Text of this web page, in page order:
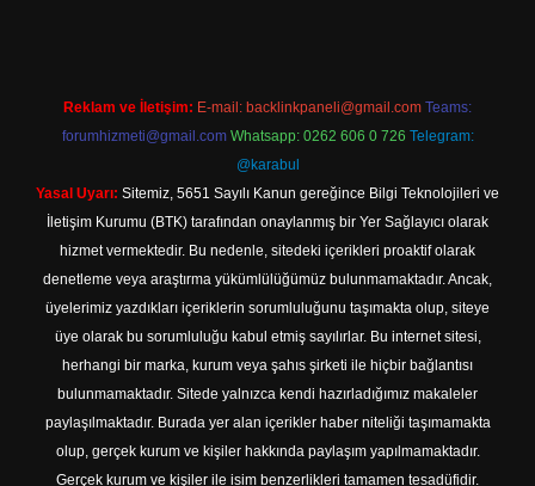
Reklam ve İletişim: E-mail: backlinkpaneli@gmail.com Teams:
forumhizmeti@gmail.com Whatsapp: 0262 606 0 726 Telegram:
@karabul
Yasal Uyarı: Sitemiz, 5651 Sayılı Kanun gereğince Bilgi Teknolojileri ve
İletişim Kurumu (BTK) tarafından onaylanmış bir Yer Sağlayıcı olarak
hizmet vermektedir. Bu nedenle, sitedeki içerikleri proaktif olarak
denetleme veya araştırma yükümlülüğümüz bulunmamaktadır. Ancak,
üyelerimiz yazdıkları içeriklerin sorumluluğunu taşımakta olup, siteye
üye olarak bu sorumluluğu kabul etmiş sayılırlar. Bu internet sitesi,
herhangi bir marka, kurum veya şahıs şirketi ile hiçbir bağlantısı
bulunmamaktadır. Sitede yalnızca kendi hazırladığımız makaleler
paylaşılmaktadır. Burada yer alan içerikler haber niteliği taşımamakta
olup, gerçek kurum ve kişiler hakkında paylaşım yapılmamaktadır.
Gerçek kurum ve kişiler ile isim benzerlikleri tamamen tesadüfidir.